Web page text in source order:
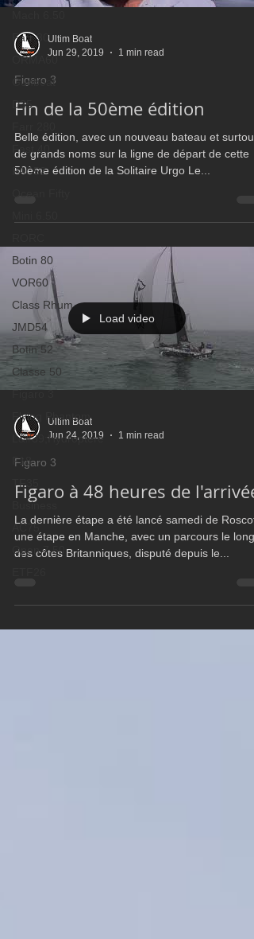
Farr 30
ORMA60
Gunboat
D35
Fast 40
PAC52
Botin 80
VOR60
Class Rhum
JMD54
Botin 52
Classe 50
Figaro 3
Flying Phantom
L&#39;Hydroptère
F18
TF35
Business
AC75
Open 7.50
Ultim Boat
Jun 29, 2019
1 min read
Figaro 3
Fin de la 50ème édition
Belle édition, avec un nouveau bateau et surtout
de grands noms sur la ligne de départ de cette
50ème édition de la Solitaire Urgo Le...
Load video
Ultim Boat
Jun 24, 2019
1 min read
Figaro 3
Figaro à 48 heures de l'arrivée
La dernière étape a été lancé samedi de
une étape en Manche, avec un parcours le long
des côtes Britanniques, disputé depuis le...